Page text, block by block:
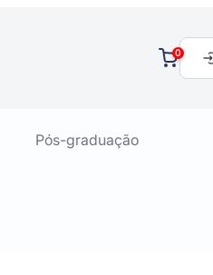
0
Pós-graduação